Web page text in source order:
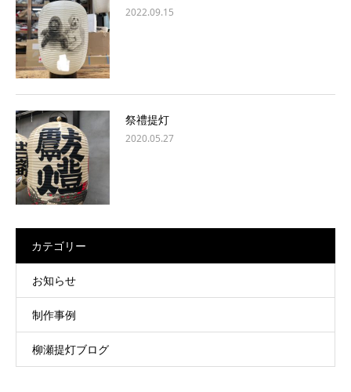
2022.09.15
祭禮提灯
2020.05.27
カテゴリー
お知らせ
制作事例
柳瀬提灯ブログ